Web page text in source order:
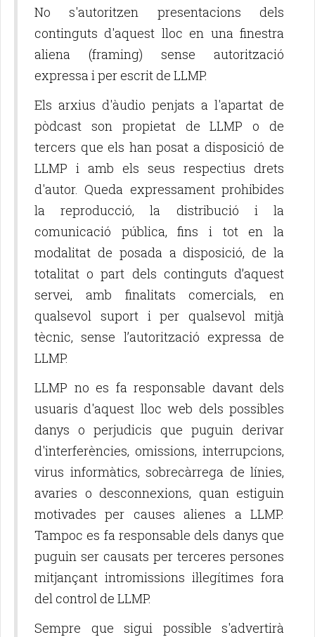
No s'autoritzen presentacions dels
continguts d'aquest lloc en una finestra
aliena (framing) sense autorització
expressa i per escrit de LLMP.
Els arxius d'àudio penjats a l'apartat de
pòdcast son propietat de LLMP o de
tercers que els han posat a disposició de
LLMP i amb els seus respectius drets
d'autor. Queda expressament prohibides
la reproducció, la distribució i la
comunicació pública, fins i tot en la
modalitat de posada a disposició, de la
totalitat o part dels continguts d’aquest
servei, amb finalitats comercials, en
qualsevol suport i per qualsevol mitjà
tècnic, sense l’autorització expressa de
LLMP.
LLMP no es fa responsable davant dels
usuaris d'aquest lloc web dels possibles
danys o perjudicis que puguin derivar
d'interferències, omissions, interrupcions,
virus informàtics, sobrecàrrega de línies,
avaries o desconnexions, quan estiguin
motivades per causes alienes a LLMP.
Tampoc es fa responsable dels danys que
puguin ser causats per terceres persones
mitjançant intromissions il·legítimes fora
del control de LLMP.
Sempre que sigui possible s'advertirà